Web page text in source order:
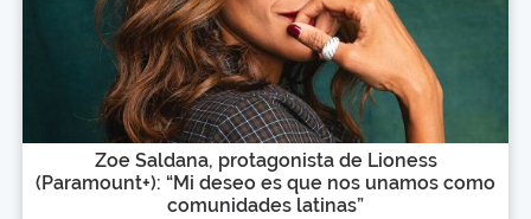
Zoe Saldana, protagonista de Lioness
(Paramount+): “Mi deseo es que nos unamos como
comunidades latinas”